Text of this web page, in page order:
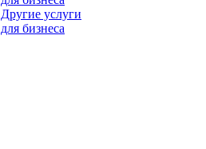
Другие услуги
для бизнеса